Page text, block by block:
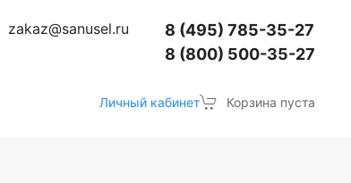
zakaz@sanusel.ru
8 (495) 785-35-27
8 (800) 500-35-27
Личный кабинет Корзина пуста